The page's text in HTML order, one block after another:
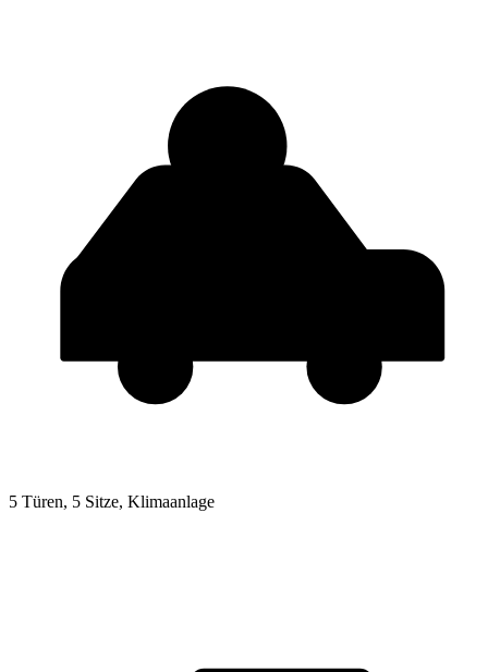
5 Türen, 5 Sitze, Klimaanlage